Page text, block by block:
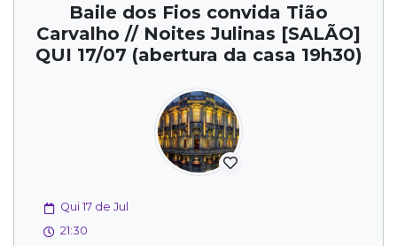
Baile dos Fios convida Tião
Carvalho // Noites Julinas [SALÃO]
QUI 17/07 (abertura da casa 19h30)
Qui 17 de Jul
21:30